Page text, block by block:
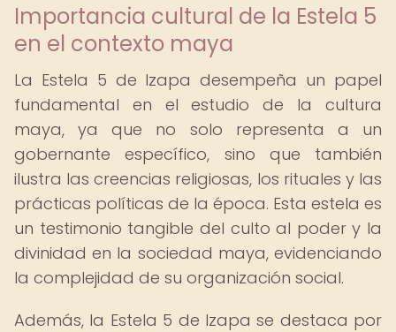
Importancia cultural de la Estela 5
en el contexto maya
La Estela 5 de Izapa desempeña un papel
fundamental en el estudio de la cultura
maya, ya que no solo representa a un
gobernante específico, sino que también
ilustra las creencias religiosas, los rituales y las
prácticas políticas de la época. Esta estela es
un testimonio tangible del culto al poder y la
divinidad en la sociedad maya, evidenciando
la complejidad de su organización social.
Además, la Estela 5 de Izapa se destaca por